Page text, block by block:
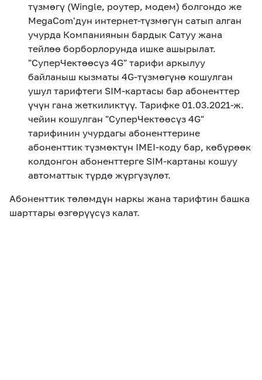
Көңүл ачуучу
Чалуулар жана
Номерди тандоо SIM жеткирүү
Компания
Биз жөнүндө Жаңылыктар MEGAда иште
Өнөктөштөргө
Офис картасы
жана каптоо
Кызмат көрсөтүүлөр
MegaTV MegaPay MegaKassa
түзмөгү (Wingle, роутер, модем) болгондо же
MegaCom'дун интернет-түзмөгүн сатып алган
учурда Компаниянын бардык Сатуу жана
тейлөө борборлорунда ишке ашырылат.
"СуперЧектөөсүз 4G" тарифи аркылуу
байланыш кызматы 4G-түзмөгүнө кошулган
ушул тарифтеги SIM-картасы бар абоненттер
үчүн гана жеткиликтүү. Тарифке 01.03.2021-ж.
чейин кошулган "СуперЧектөөсүз 4G"
тарифинин учурдагы абоненттерине
абоненттик түзмөктүн IMEI-коду бар, көбүрөөк
колдонгон абоненттерге SIM-картаны кошуу
автоматтык түрдө жүргүзүлөт.
Абоненттик төлөмдүн наркы жана тарифтин башка
шарттары өзгөрүүсүз калат.